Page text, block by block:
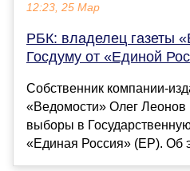
12:23, 25 Мар
РБК: владелец газеты
Госдуму от «Единой
Собственник компании-
«Ведомости» Олег Леонов
выборы в
«Единая Россия» (ЕР). Об